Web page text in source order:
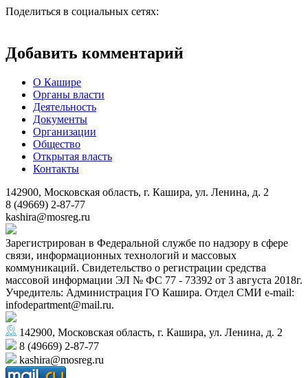
Поделиться в социальных сетях:
Добавить комментарий
О Кашире
Органы власти
Деятельность
Документы
Организации
Общество
Открытая власть
Контакты
142900, Московская область, г. Кашира, ул. Ленина, д. 2
8 (49669) 2-87-77
kashira@mosreg.ru
Зарегистрирован в Федеральной службе по надзору в сфере
связи, информационных технологий и массовых
коммуникаций. Свидетельство о регистрации средства
массовой информации ЭЛ № ФС 77 - 73392 от 3 августа 2018г.
Учредитель: Администрация ГО Кашира. Отдел СМИ e-mail:
infodepartment@mail.ru.
142900, Московская область, г. Кашира, ул. Ленина, д. 2
8 (49669) 2-87-77
kashira@mosreg.ru